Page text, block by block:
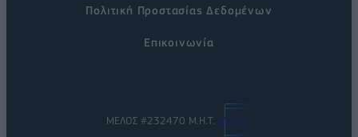
Πολιτική Προστασίας Δεδομένων
Επικοινωνία
ΜΕΛΟΣ #232470 Μ.Η.Τ.